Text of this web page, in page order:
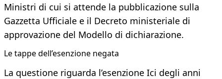
Ministri di cui si attende la pubblicazione sulla
Gazzetta Ufficiale e il Decreto ministeriale di
approvazione del Modello di dichiarazione.
Le tappe dell’esenzione negata
La questione riguarda l’esenzione Ici degli anni